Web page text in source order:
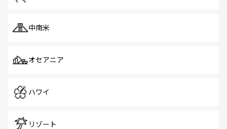
中南米
オセアニア
ハワイ
リゾート